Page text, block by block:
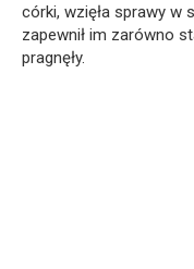
córki, wzięła sprawy w
zapewnił im zarówno
pragnęły.